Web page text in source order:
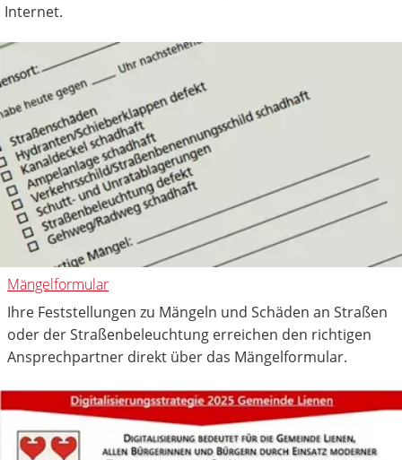
Internet.
Mängelformular
Ihre Feststellungen zu Mängeln und Schäden an Straßen
oder der Straßenbeleuchtung erreichen den richtigen
Ansprechpartner direkt über das Mängelformular.